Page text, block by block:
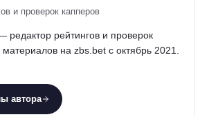
и проверок капперов
редактор рейтингов и проверок
на zbs.bet с октябрь 2021.
автора